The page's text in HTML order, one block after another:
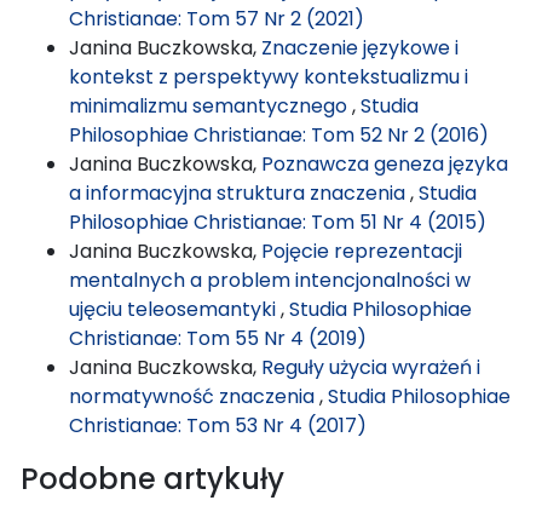
Christianae: Tom 57 Nr 2 (2021)
Janina Buczkowska, Znaczenie językowe i
kontekst z perspektywy kontekstualizmu i
minimalizmu semantycznego,Studia
Philosophiae Christianae: Tom 52 Nr 2 (2016)
Janina Buczkowska, Poznawcza geneza języka
a informacyjna struktura znaczenia,Studia
Philosophiae Christianae: Tom 51 Nr 4 (2015)
Janina Buczkowska, Pojęcie reprezentacji
mentalnych a problem intencjonalności w
ujęciu teleosemantyki,Studia Philosophiae
Christianae: Tom 55 Nr 4 (2019)
Janina Buczkowska, Reguły użycia wyrażeń i
normatywność znaczenia,Studia Philosophiae
Christianae: Tom 53 Nr 4 (2017)
Podobne artykuły